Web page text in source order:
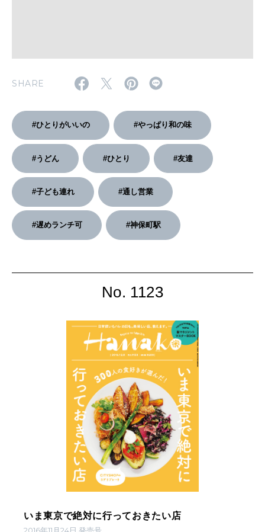
2025年12月号「お酒の新常識。」
SHARE
#ひとりがいいの #やっぱり和の味
#うどん #ひとり #友達
#子ども連れ #通し営業
#遅めランチ可 #神保町駅
No. 1123
いま東京で絶対に行っておきたい店